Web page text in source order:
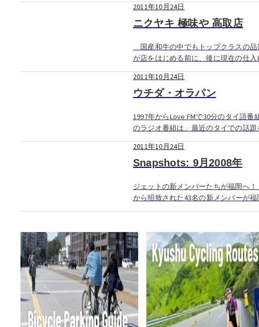
2011年10月24日
ニクヤキ 極味や 高取店
国産和牛の中でもトップクラスの品
が店をはじめる前に、後に現在の仕
ことがきっか […]
2011年10月24日
ウチダ・オラパン
1997年からLove FMで30分のタイ語
のラジオ番組は、最近のタイでの話
2011年10月24日
Snapshots: 9月2008年
ジェットの新メンバーたちが福岡へ
から招致された43名の新メンバーが
指導や文 […]